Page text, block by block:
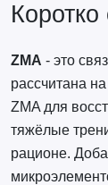
ZMA - это
рассчитана
ZMA для
тяжёлые
рационе.